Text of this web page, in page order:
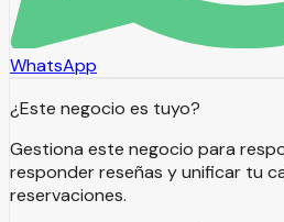
WhatsApp
¿Este negocio es tuyo?
Gestiona este negocio para
responder reseñas y unificar tu
reservaciones.